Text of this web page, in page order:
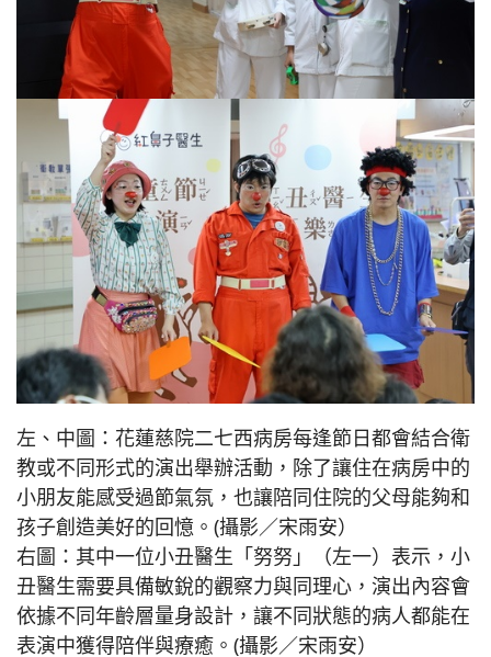
左、中圖：花蓮慈院二七西病房每逢節日都會結合衛
教或不同形式的演出舉辦活動，除了讓住在病房中的
小朋友能感受過節氣氛，也讓陪同住院的父母能夠和
孩子創造美好的回憶。(攝影／宋雨安）
右圖：其中一位小丑醫生「努努」（左一）表示，小
丑醫生需要具備敏銳的觀察力與同理心，演出內容會
依據不同年齡層量身設計，讓不同狀態的病人都能在
表演中獲得陪伴與療癒。(攝影／宋雨安）